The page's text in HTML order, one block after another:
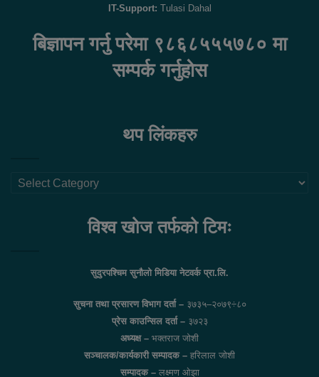
IT-Support: Tulasi Dahal
बिज्ञापन गर्नु परेमा ९८६८५५५७८० मा
सम्पर्क गर्नुहोस
थप लिंकहरु
थप
विश्व खोज तर्फको टिमः
सुदुरपश्चिम सुनौलो मिडिया नेटवर्क प्रा.लि.
सुचना तथा प्रसारण विभाग दर्ता – ३७३५–२०७९÷८०
प्रेस काउन्सिल दर्ता – ३७२३
अध्यक्ष – भक्तराज जोशी
सञ्चालक/कार्यकारी सम्पादक – हरिलाल जोशी
सम्पादक –लक्ष्मण ओझा